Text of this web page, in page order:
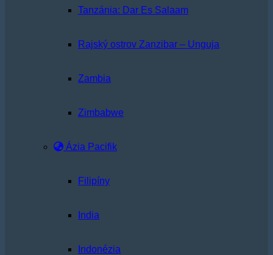
Tanzánia: Dar Es Salaam
Rajský ostrov Zanzibar – Unguja
Zambia
Zimbabwe
Ázia Pacifik
Filipíny
India
Indonézia